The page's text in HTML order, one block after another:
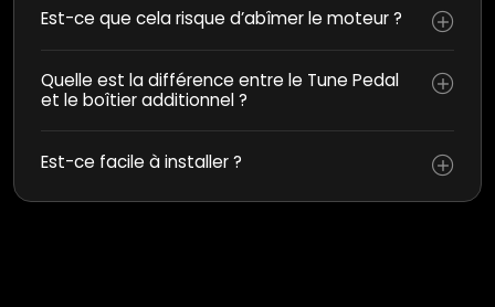
Est-ce que cela risque d’abîmer le moteur ?
Quelle est la différence entre le Tune Pedal
et le boîtier additionnel ?
Est-ce facile à installer ?